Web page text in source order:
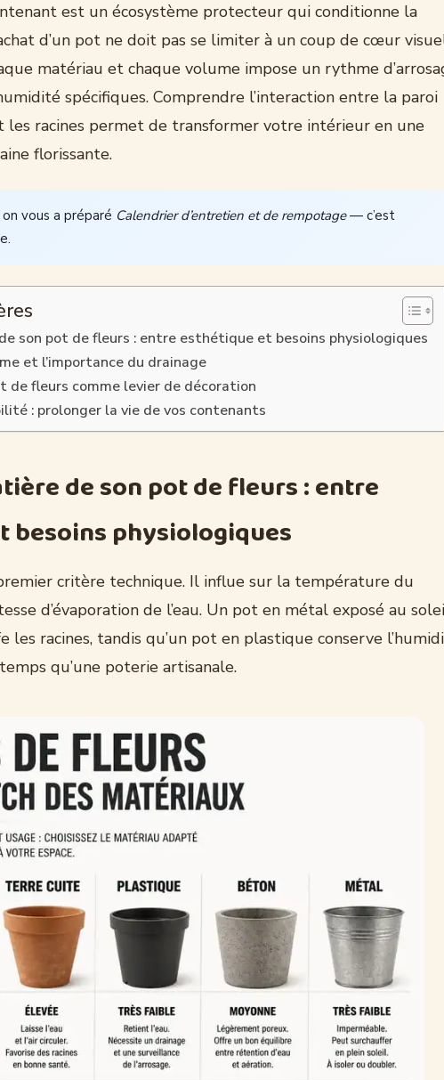
est un écosystème protecteur qui conditionne la
d’un pot ne doit pas se limiter à un coup de cœur
matériau et chaque volume impose un rythme
spécifiques. Comprendre l’interaction entre la paroi
racines permet de transformer votre intérieur en une
florissante.
on vous a préparé Calendrier d’entretien et de rempotage— c’est
son pot de fleurs : entre esthétique et besoins physiologiques
et l’importance du drainage
de fleurs comme levier de décoration
: prolonger la vie de vos contenants
de son pot de fleurs : entre
besoins physiologiques
critère technique. Il influe sur la température du
d’évaporation de l’eau. Un pot en métal exposé au
les racines, tandis qu’un pot en plastique conserve
qu’une poterie artisanale.